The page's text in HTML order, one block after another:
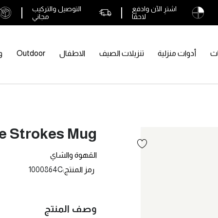
اشترِ الآن وادفع
لاحقًا
التوصيل والتركيب
مجاني
أدوات منزلية تنزيلات الصيف الاطفال Outdoor
Strokes Mug
القهوة والشاي
رمز المنتج 1000864C
وصف المنتج